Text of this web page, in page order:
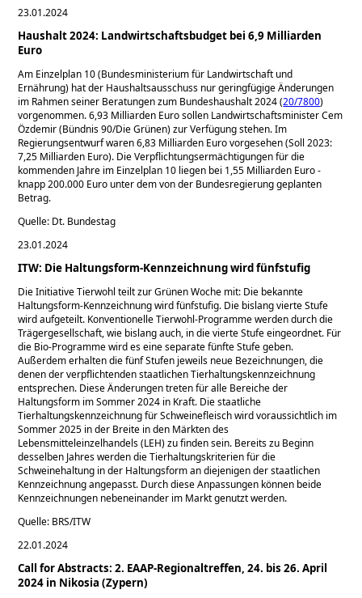
23.01.2024
Haushalt 2024: Landwirtschaftsbudget bei 6,9 Milliarden
Euro
Am Einzelplan 10 (Bundesministerium für Landwirtschaft und
Ernährung) hat der Haushaltsausschuss nur geringfügige Änderungen
im Rahmen seiner Beratungen zum Bundeshaushalt 2024 (20/7800)
vorgenommen. 6,93 Milliarden Euro sollen Landwirtschaftsminister Cem
Özdemir (Bündnis 90/Die Grünen) zur Verfügung stehen. Im
Regierungsentwurf waren 6,83 Milliarden Euro vorgesehen (Soll 2023:
7,25 Milliarden Euro). Die Verpflichtungsermächtigungen für die
kommenden Jahre im Einzelplan 10 liegen bei 1,55 Milliarden Euro -
knapp 200.000 Euro unter dem von der Bundesregierung geplanten
Betrag.
Quelle: Dt. Bundestag
23.01.2024
ITW: Die Haltungsform-Kennzeichnung wird fünfstufig
Die Initiative Tierwohl teilt zur Grünen Woche mit: Die bekannte
Haltungsform-Kennzeichnung wird fünfstufig. Die bislang vierte Stufe
wird aufgeteilt. Konventionelle Tierwohl-Programme werden durch die
Trägergesellschaft, wie bislang auch, in die vierte Stufe eingeordnet. Für
die Bio-Programme wird es eine separate fünfte Stufe geben.
Außerdem erhalten die fünf Stufen jeweils neue Bezeichnungen, die
denen der verpflichtenden staatlichen Tierhaltungskennzeichnung
entsprechen. Diese Änderungen treten für alle Bereiche der
Haltungsform im Sommer 2024 in Kraft. Die staatliche
Tierhaltungskennzeichnung für Schweinefleisch wird voraussichtlich im
Sommer 2025 in der Breite in den Märkten des
Lebensmitteleinzelhandels (LEH) zu finden sein. Bereits zu Beginn
desselben Jahres werden die Tierhaltungskriterien für die
Schweinehaltung in der Haltungsform an diejenigen der staatlichen
Kennzeichnung angepasst. Durch diese Anpassungen können beide
Kennzeichnungen nebeneinander im Markt genutzt werden.
Quelle: BRS/ITW
22.01.2024
Call for Abstracts: 2. EAAP-Regionaltreffen, 24. bis 26. April
2024 in Nikosia (Zypern)